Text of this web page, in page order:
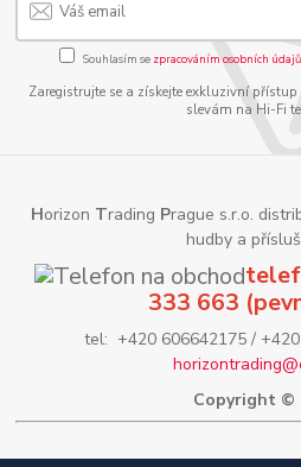
Souhlasím se zpracováním osobních údajů
Zaregistrujte se a získejte exkluzivní
slevám na Hi-Fi
Horizon Trading Prague s.r.o.
hudby a
333 663
tel: +420 606642175 /
Copyright ©